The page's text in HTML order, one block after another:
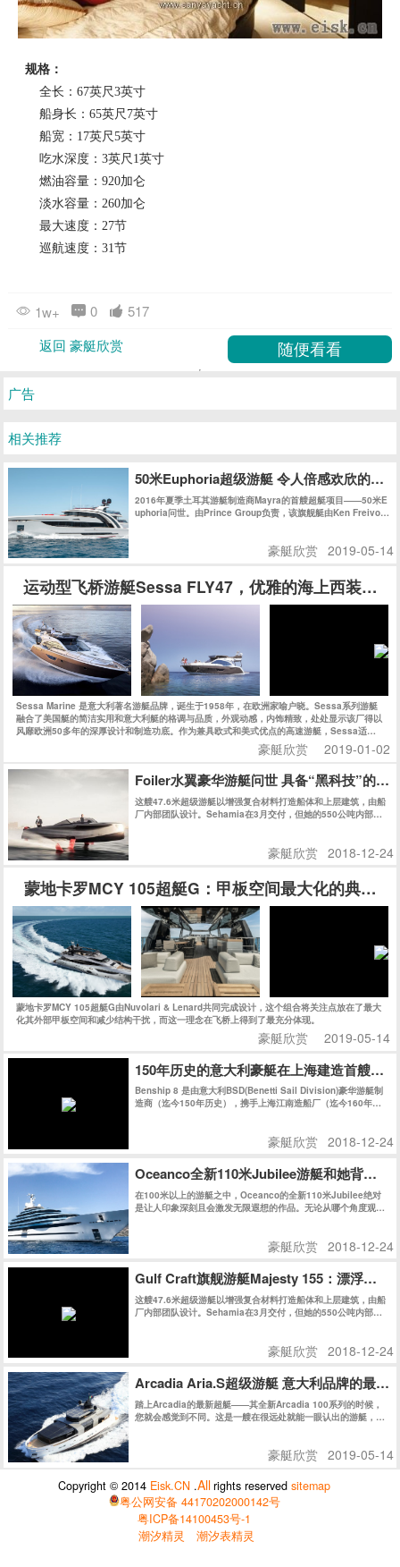
规格：
船宽：17英尺5英寸
燃油容量：920加仑
最大速度：27节
517
返回 豪艇欣赏
相关推荐
50米Euphoria超级游艇 令人倍感欢欣的海
2016年夏季土耳其游艇制造商Mayra的首艘超艇项目——50米E
uphoria问世。由Prince Group负责，该旗舰艇由Ken Freivok
h操刀。她拥有充满曲线美的外观，其精致时尚的内饰则得益于
玻璃工艺的飞速发展。正如她的名字一样，她是一款能让您倍感
欢欣的作品。
豪艇欣赏 2019-05-14
运动型飞桥游艇Sessa FLY47，优雅的海上西装暴徒
Sessa Marine 是意大利著名游艇品牌，诞生于1958年，在欧洲家喻户晓。Sessa系列游艇
融合了美国艇的简洁实用和意大利艇的格调与品质，外观动感，内饰精致，处处显示该厂得以
风靡欧洲50多年的深厚设计和制造功底。作为兼具欧式和美式优点的高速游艇，Sessa适合
追求狂野而精致的海上生活的新一代人士。今天的Sessa每年生产上千艘船艇，可谓是持续、
快速发展的典范，也是欧洲市场最成功的游艇公司之一。
豪艇欣赏
Foiler水翼豪华游艇问世 具备“黑科技”的混
这艘47.6米超级游艇以增强复合材料打造船体和上层建筑，由船
厂内部团队设计。Sehamia在3月交付，但她的550公吨内部空
间被保密至今。
豪艇欣赏
蒙地卡罗MCY 105超艇G：甲板空间最大化的典范之
蒙地卡罗MCY 105超艇G由Nuvolari & Lenard共同完成设计，这个组合将关注点放在了最大
化其外部甲板空间和减少结构干扰，而这一理念在飞桥上得到了最充分体现。
豪艇欣赏 2019-05-14
150年历史的意大利豪艇在上海建造首艘游
造商（迄今150年历史），携手上海江南造船厂（迄今160年历
豪艇欣赏 2018-12-24
Oceanco全新110米Jubilee游艇和她背后的
是让人印象深刻且会激发无限遐想的作品。无论从哪个角度观
已。
豪艇欣赏 2018-12-24
Gulf Craft旗舰游艇Majesty 155：漂浮在海
厂内部团队设计。Sehamia在3月交付，但她的550公吨内部空
间被保密至今。